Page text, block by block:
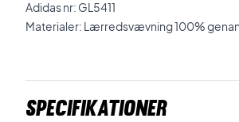
Adidas nr: GL5411
Materialer: Lærredsvævning 100%
Specifikationer